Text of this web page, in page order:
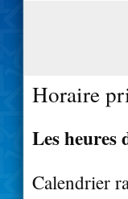
Horaire
Les heures
Calendrier